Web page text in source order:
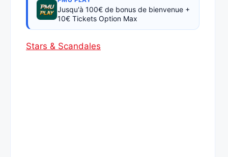
Jusqu'à 100€ de bonus de bienvenue +
10€ Tickets Option Max
Stars & Scandales